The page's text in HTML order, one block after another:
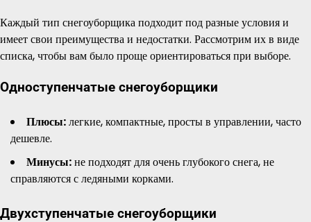
Каждый тип снегоуборщика подходит под разные условия и
имеет свои преимущества и недостатки. Рассмотрим их в виде
списка, чтобы вам было проще ориентироваться при выборе.
Одноступенчатые снегоуборщики
Плюсы:легкие, компактные, просты в управлении, часто
дешевле.
Минусы:не подходят для очень глубокого снега, не
справляются с ледяными корками.
Двухступенчатые снегоуборщики